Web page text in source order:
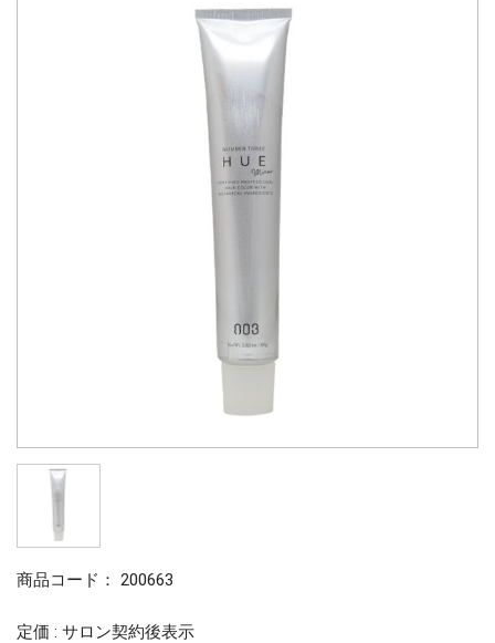
商品コード： 200663
定価 : サロン契約後表示